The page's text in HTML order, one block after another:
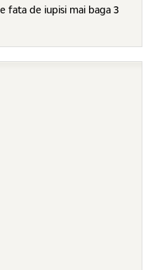
fata de iupisi mai baga 3